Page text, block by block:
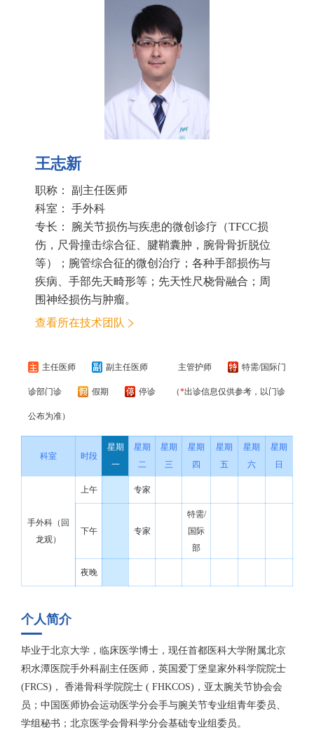
王志新
职称： 副主任医师
科室： 手外科
专长： 腕关节损伤与疾患的微创诊疗（TFCC损
伤，尺骨撞击综合征、腱鞘囊肿，腕骨骨折脱位
等）；腕管综合征的微创治疗；各种手部损伤与
疾病、手部先天畸形等；先天性尺桡骨融合；周
围神经损伤与肿瘤。
查看所在技术团队
主任医师 副主任医师 主管护师 特需/国际门
诊部门诊 假期 停诊 （*出诊信息仅供参考，以门诊
公布为准）
科室 时段
星期
一
星期
二
星期
三
星期
四
星期
五
星期
六
星期
日
手外科（回
龙观）
上午 专家
下午 专家
特需/
国际
部
夜晚
个人简介
毕业于北京大学，临床医学博士，现任首都医科大学附属北京
积水潭医院手外科副主任医师，英国爱丁堡皇家外科学院院士
(FRCS)， 香港骨科学院院士 ( FHKCOS)，亚太腕关节协会会
员；中国医师协会运动医学分会手与腕关节专业组青年委员、
学组秘书；北京医学会骨科学分会基础专业组委员。